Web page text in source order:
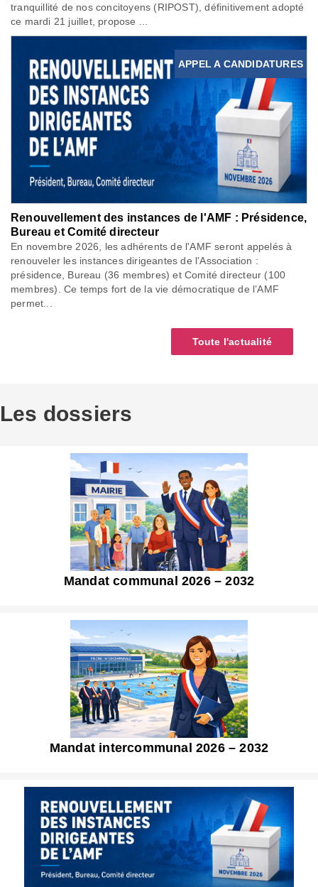
tranquillité de nos concitoyens (RIPOST), définitivement adopté
ce mardi 21 juillet, propose ...
APPEL A CANDIDATURES
Renouvellement des instances de l'AMF : Présidence,
Bureau et Comité directeur
En novembre 2026, les adhérents de l'AMF seront appelés à
renouveler les instances dirigeantes de l’Association :
présidence, Bureau (36 membres) et Comité directeur (100
membres). Ce temps fort de la vie démocratique de l’AMF
permet...
Toute l'actualité
Les dossiers
Mandat communal 2026 – 2032
Mandat intercommunal 2026 – 2032